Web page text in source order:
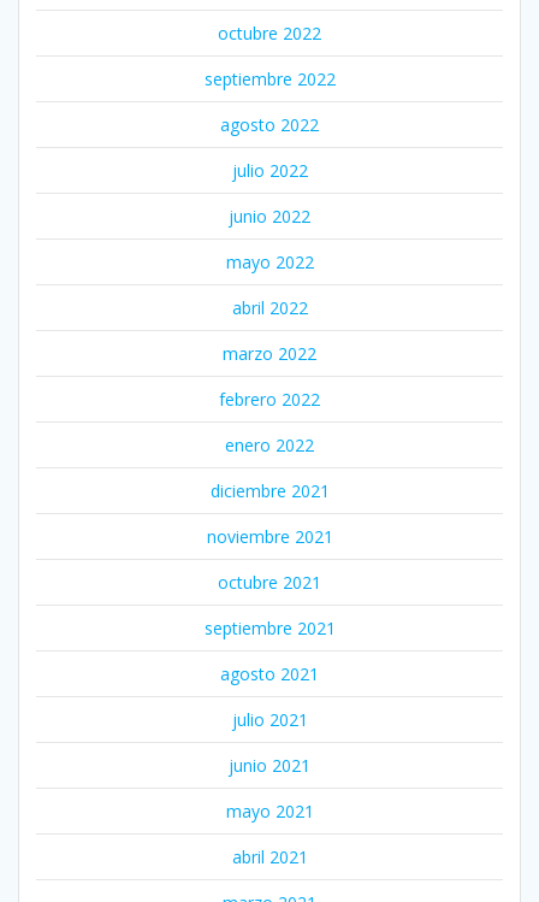
octubre 2022
septiembre 2022
agosto 2022
julio 2022
junio 2022
mayo 2022
abril 2022
marzo 2022
febrero 2022
enero 2022
diciembre 2021
noviembre 2021
octubre 2021
septiembre 2021
agosto 2021
julio 2021
junio 2021
mayo 2021
abril 2021